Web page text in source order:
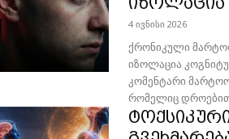
4 ივნისი 2026
ქრონიკული
იზოლაცია
კომენტარი მარტოობა ხშირად აღიქმება როგორც ემოციური მდგომარეობა,
რომელიც